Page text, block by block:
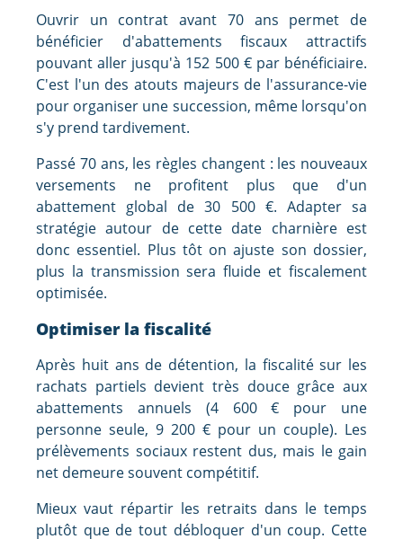
Ouvrir un contrat avant 70 ans permet de
bénéficier d'abattements fiscaux attractifs
pouvant aller jusqu'à 152 500 € par bénéficiaire.
C'est l'un des atouts majeurs de l'assurance-vie
pour organiser une succession, même lorsqu'on
s'y prend tardivement.
Passé 70 ans, les règles changent : les nouveaux
versements ne profitent plus que d'un
abattement global de 30 500 €. Adapter sa
stratégie autour de cette date charnière est
donc essentiel. Plus tôt on ajuste son dossier,
plus la transmission sera fluide et fiscalement
optimisée.
Optimiser la fiscalité
Après huit ans de détention, la fiscalité sur les
rachats partiels devient très douce grâce aux
abattements annuels (4 600 € pour une
personne seule, 9 200 € pour un couple). Les
prélèvements sociaux restent dus, mais le gain
net demeure souvent compétitif.
Mieux vaut répartir les retraits dans le temps
plutôt que de tout débloquer d'un coup. Cette